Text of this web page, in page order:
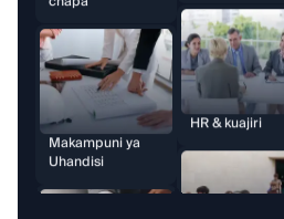
Makampuni ya
Kukodisha
Vyuo Vikuu